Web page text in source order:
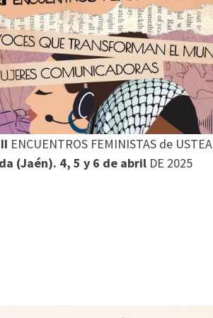
ENCUENTROS FEMINISTAS de USTEA
(Jaén). 4, 5 y 6 de abrilDE 2025